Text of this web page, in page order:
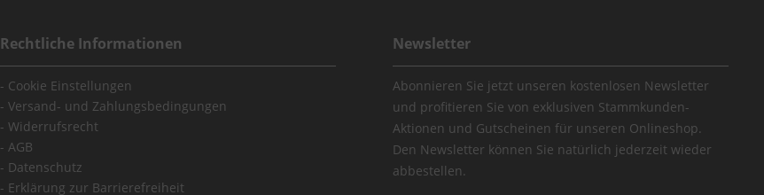
Rechtliche Informationen
Cookie Einstellungen
Versand- und Zahlungsbedingungen
Widerrufsrecht
AGB
Datenschutz
Erklärung zur Barrierefreiheit
Newsletter
Abonnieren Sie jetzt unseren kostenlosen Newsletter
und profitieren Sie von exklusiven Stammkunden-
Aktionen und Gutscheinen für unseren Onlineshop.
Den Newsletter können Sie natürlich jederzeit wieder
abbestellen.